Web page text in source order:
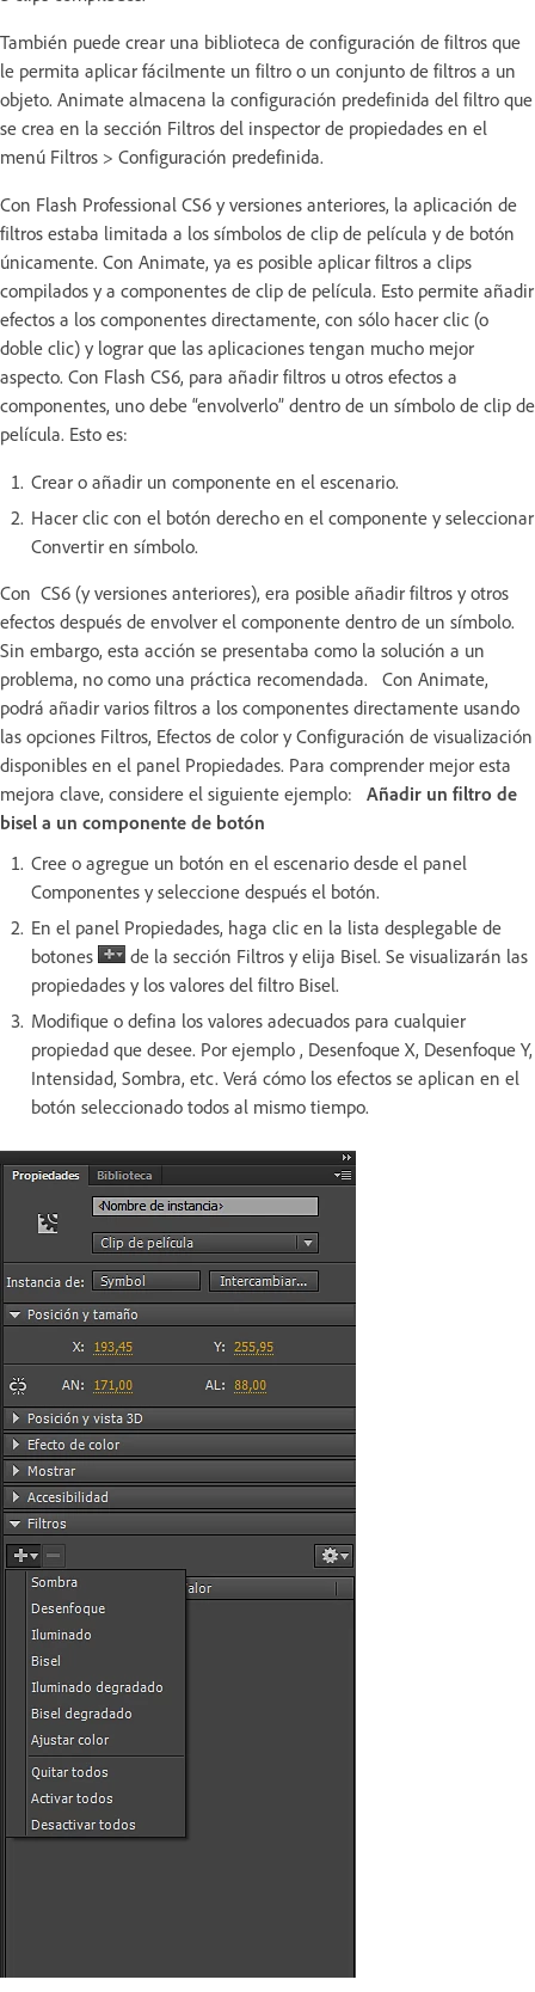
También puede crear una biblioteca de configuración de filtros que
le permita aplicar fácilmente un filtro o un conjunto de filtros a un
objeto. Animate almacena la configuración predefinida del filtro que
se crea en la sección Filtros del inspector de propiedades en el
menú Filtros > Configuración predefinida.
Con Flash Professional CS6 y versiones anteriores, la aplicación de
filtros estaba limitada a los símbolos de clip de película y de botón
únicamente. Con Animate, ya es posible aplicar filtros a clips
compilados y a componentes de clip de película. Esto permite añadir
efectos a los componentes directamente, con sólo hacer clic (o
doble clic) y lograr que las aplicaciones tengan mucho mejor
aspecto. Con Flash CS6, para añadir filtros u otros efectos a
componentes, uno debe “envolverlo” dentro de un símbolo de clip de
película. Esto es:
Crear o añadir un componente en el escenario.
Hacer clic con el botón derecho en el componente y seleccionar
Convertir en símbolo.
Con CS6 (y versiones anteriores), era posible añadir filtros y otros
efectos después de envolver el componente dentro de un símbolo.
Sin embargo, esta acción se presentaba como la solución a un
problema, no como una práctica recomendada. Con Animate,
podrá añadir varios filtros a los componentes directamente usando
las opciones Filtros, Efectos de color y Configuración de visualización
disponibles en el panel Propiedades. Para comprender mejor esta
mejora clave, considere el siguiente ejemplo: Añadir un filtro de
bisel a un componente de botón
Cree o agregue un botón en el escenario desde el panel
Componentes y seleccione después el botón.
En el panel Propiedades, haga clic en la lista desplegable de
botones
de la sección Filtros y elija Bisel. Se visualizarán las
propiedades y los valores del filtro Bisel.
Modifique o defina los valores adecuados para cualquier
propiedad que desee. Por ejemplo , Desenfoque X, Desenfoque Y,
Intensidad, Sombra, etc. Verá cómo los efectos se aplican en el
botón seleccionado todos al mismo tiempo.